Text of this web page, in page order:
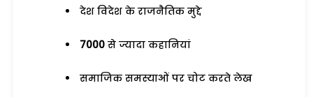
देश विदेश के राजनैतिक मुद्दे
7000 से ज्यादा कहानियां
समाजिक समस्याओं पर चोट करते लेख